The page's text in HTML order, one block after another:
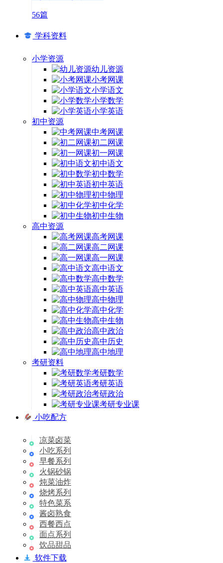
56篇
学科资料
小学资源
幼儿资源
小考网课
小学语文
小学数学
小学英语
初中资源
中考网课
初二网课
初一网课
初中语文
初中数学
初中英语
初中物理
初中化学
初中生物
高中资源
高考网课
高二网课
高一网课
高中语文
高中数学
高中英语
高中物理
高中化学
高中生物
高中政治
高中历史
高中地理
考研资料
考研数学
考研英语
考研政治
考研专业课
小吃配方
凉菜卤菜
小吃系列
早餐系列
火锅砂锅
炖菜油炸
烧烤系列
特色菜系
酱卤熟食
西餐西点
面点系列
饮品甜品
软件下载